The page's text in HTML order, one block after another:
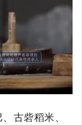
古砦稻米、